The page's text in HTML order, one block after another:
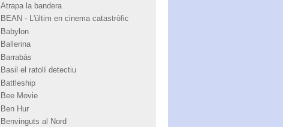
Atrapa la bandera
BEAN - L'últim en cinema catastròfic
Babylon
Ballerina
Barrabàs
Basil el ratolí detectiu
Battleship
Bee Movie
Ben Hur
Benvinguts al Nord